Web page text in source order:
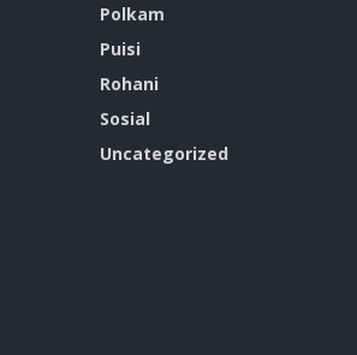
Polkam
Puisi
Rohani
Sosial
Uncategorized